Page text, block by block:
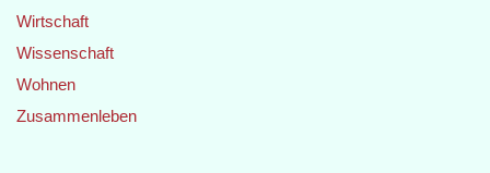
Wirtschaft
Wissenschaft
Wohnen
Zusammenleben